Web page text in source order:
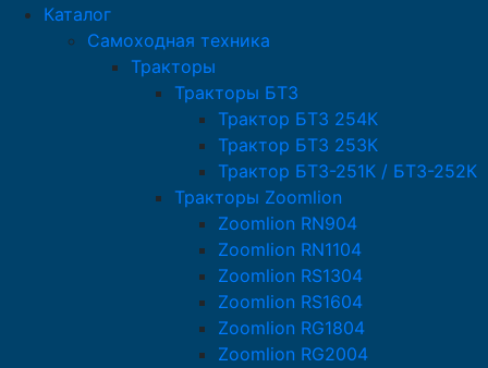
Каталог
Самоходная техника
Тракторы
Тракторы БТЗ
Трактор БТЗ 254К
Трактор БТЗ 253К
Трактор БТЗ-251К / БТЗ-252К
Тракторы Zoomlion
Zoomlion RN904
Zoomlion RN1104
Zoomlion RS1304
Zoomlion RS1604
Zoomlion RG1804
Zoomlion RG2004